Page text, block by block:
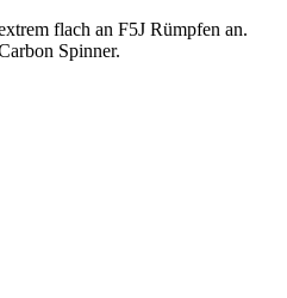
flach an F5J Rümpfen an.
Spinner.